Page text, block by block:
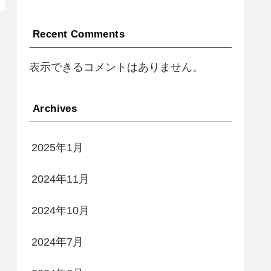
Recent Comments
表示できるコメントはありません。
Archives
2025年1月
2024年11月
2024年10月
2024年7月